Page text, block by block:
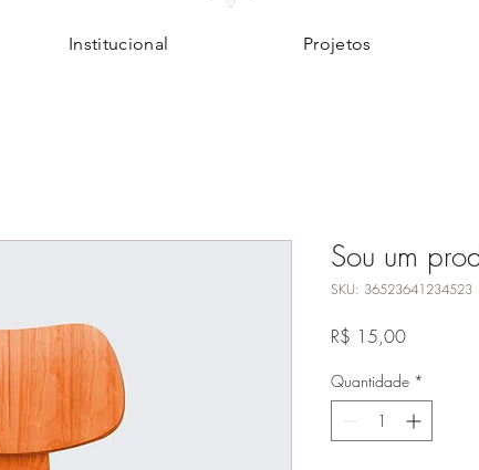
Institucional Projetos
Sou um
SKU: 36523641234523
R$ 15,00Preço
Quantidade *